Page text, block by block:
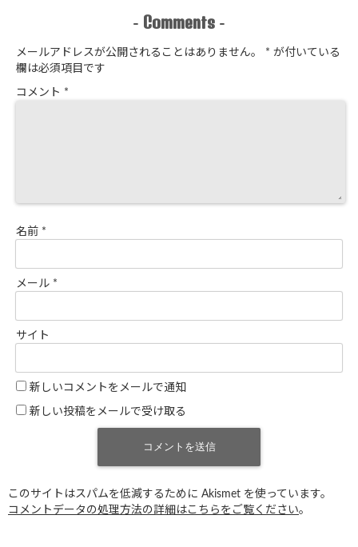
- Comments -
メールアドレスが公開されることはありません。 * が付いている
欄は必須項目です
コメント *
名前 *
メール *
サイト
新しいコメントをメールで通知
新しい投稿をメールで受け取る
このサイトはスパムを低減するために Akismet を使っています。
コメントデータの処理方法の詳細はこちらをご覧ください。